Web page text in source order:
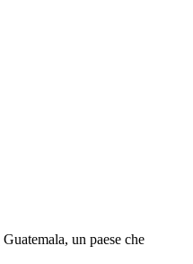
Guatemala, un paese che